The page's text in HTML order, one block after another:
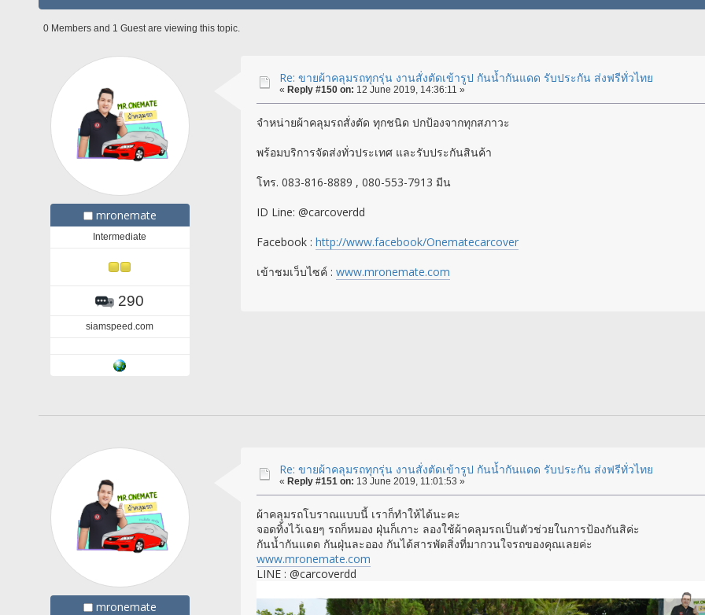
0 Members and 1 Guest are viewing this topic.
mronemate
Intermediate
290
siamspeed.com
Re: ขายผ้าคลุมรถทุกรุ่น งานสั่งตัดเข้ารูป กันน้ำกันแดด รับประกัน ส่งฟรีทั่วไทย
« Reply #150 on: 12 June 2019, 14:36:11 »
จำหน่ายผ้าคลุมรถสั่งตัด ทุกชนิด ปกป้องจากทุกสภาวะ
พร้อมบริการจัดส่งทั่วประเทศ และรับประกันสินค้า
โทร. 083-816-8889 , 080-553-7913 มีน
ID Line: @carcoverdd
Facebook :http://www.facebook/Onematecarcover
เข้าชมเว็บไซค์ :www.mronemate.com
mronemate
Re: ขายผ้าคลุมรถทุกรุ่น งานสั่งตัดเข้ารูป กันน้ำกันแดด รับประกัน ส่งฟรีทั่วไทย
«Reply #151 on: 13 June 2019, 11:01:53 »
ผ้าคลุมรถโบราณแบบนี้ เราก็ทำให้ได้นะคะ
จอดทิ้งไว้เฉยๆ รถก็หมอง ฝุ่นก็เกาะ ลองใช้ผ้าคลุมรถเป็นตัวช่วยในการป้องกันสิค่ะ
กันน้ำกันแดด กันฝุ่นละออง กันได้สารพัดสิ่งที่มากวนใจรถของคุณเลยค่ะ
www.mronemate.com
LINE : @carcoverdd